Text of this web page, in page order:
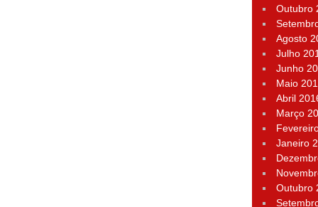
Outubro
Agosto
Julho
Junho
Maio
Abril
Março
Janeiro
Outubro